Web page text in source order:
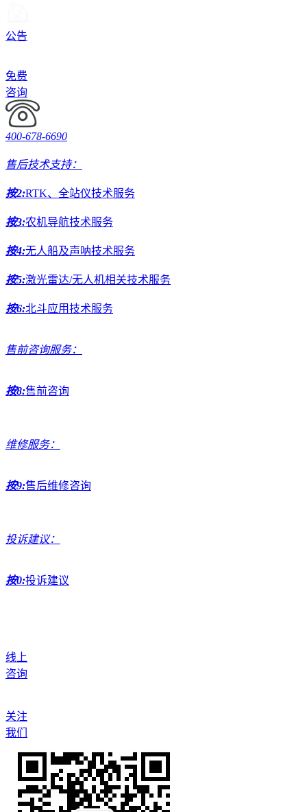
公告
免费
咨询
400-678-6690
售后技术支持：
按2:RTK、全站仪技术服务
按3:农机导航技术服务
按4:无人船及声呐技术服务
按5:激光雷达/无人机相关技术服务
按6:北斗应用技术服务
售前咨询服务：
按8:售前咨询
维修服务：
按9:售后维修咨询
投诉建议：
按0:投诉建议
线上
咨询
关注
我们